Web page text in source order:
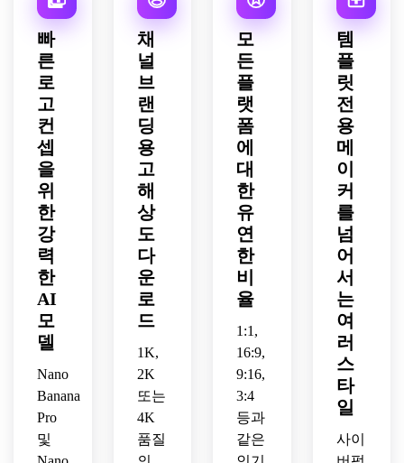
추가
트 없
음이
있는
중앙
방패
배지
구성
의 공
격적
인 늑
대 머
리가
특징
인 치
열한
e스
포츠
게임
자인
하세
스처,
표면,
한 가
장자
리,
여전
히 로
고가
준비
된 느
낌이
드는
하이
디테
일 렌
더링,
워터
마크
없음,
추가
텍스
트 없
로 프
빠
른
로
고
컨
셉
을
위
한
강
력
한
AI
모
델
Nano
Banana
Pro
및
채
널
브
랜
딩
용
고
해
상
도
다
운
로
드
1K,
2K
또는
4K
품질
모
든
플
랫
폼
에
대
한
유
연
한
비
율
1:1,
16:9,
9:16,
3:4
등과
같은
템
플
릿
전
용
메
이
커
를
넘
어
서
는
여
러
스
타
일
사이